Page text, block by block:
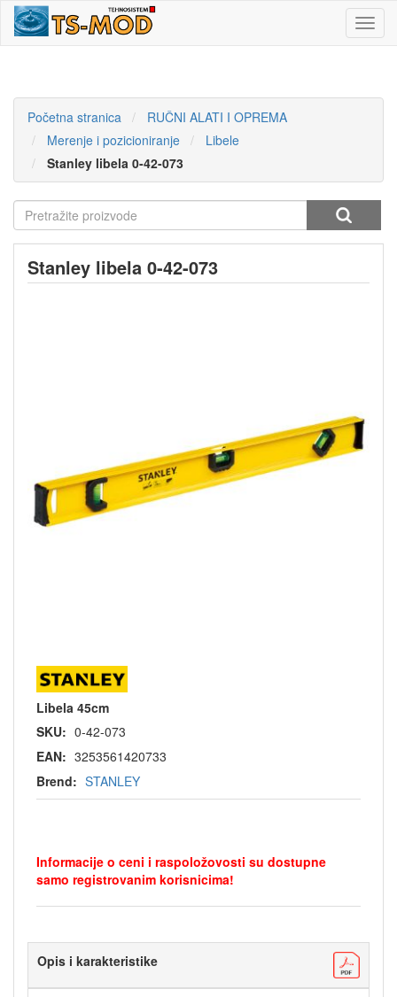
Početna stranica
RUČNI ALATI I OPREMA
Merenje i pozicioniranje
Libele
Stanley libela 0-42-073
Stanley libela 0-42-073
Libela 45cm
SKU: 0-42-073
EAN: 3253561420733
Brend: STANLEY
Informacije o ceni i raspoložovosti su dostupne
samo registrovanim korisnicima!
Opis i karakteristike